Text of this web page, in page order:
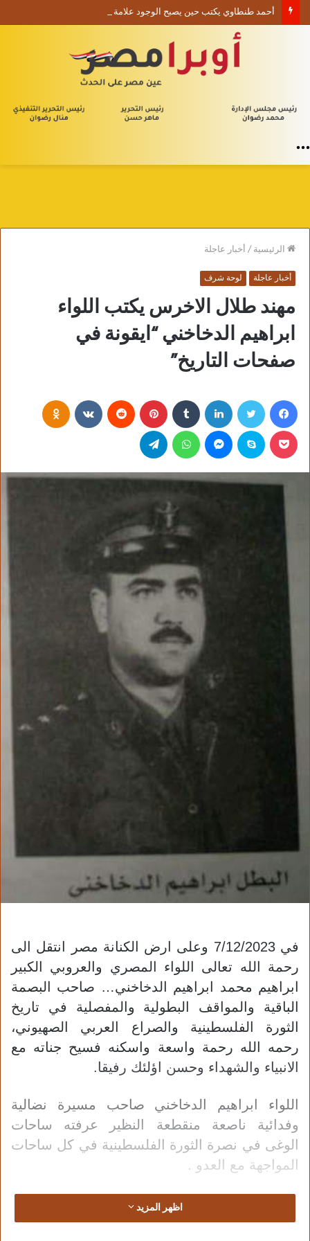
أحمد طنطاوي يكتب حين يصبح الوجود علامة استفهام
الرئيسية/أخبار عاجلة
أخبار عاجلة لوحة شرف
مهند طلال الاخرس يكتب اللواء
ابراهيم الدخاخني “ايقونة في
صفحات التاريخ”
في 7/12/2023 وعلى ارض الكنانة مصر انتقل الى
رحمة الله تعالى اللواء المصري والعروبي الكبير
ابراهيم محمد ابراهيم الدخاخني… صاحب البصمة
الباقية والمواقف البطولية والمفصلية في تاريخ
الثورة الفلسطينية والصراع العربي الصهيوني،
رحمه الله رحمة واسعة واسكنه فسيح جناته مع
الانبياء والشهداء وحسن اؤلئك رفيقا.
اللواء ابراهيم الدخاخني صاحب مسيرة نضالية
وفدائية ناصعة منقطعة النظير عرفته ساحات
الوغى في نصرة الثورة الفلسطينية في كل ساحات
المواجهة مع العدو .
في سيرته ومسيرته المظفرة سجل حافل من
العطاء والتضحية والتفاني؛ فاللواء إبراهيم
اظهر المزيد